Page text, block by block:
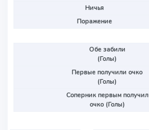
Ничья
Поражение
Обе забили
(Голы)
Первые получили очко
(Голы)
Соперник первым получил
очко (Голы)